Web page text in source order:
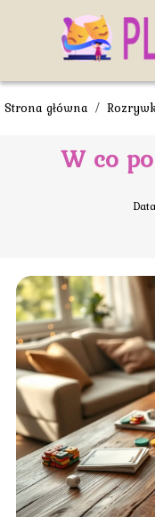
Strona główna /
W co